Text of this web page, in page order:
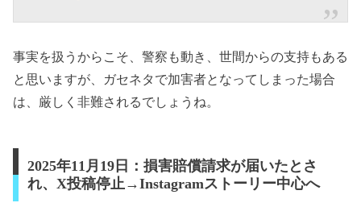
事実を扱うからこそ、警察も動き、世間からの支持もある
と思いますが、ガセネタで加害者となってしまった場合
は、厳しく非難されるでしょうね。
2025年11月19日：損害賠償請求が届いたとさ
れ、X投稿停止→Instagramストーリー中心へ